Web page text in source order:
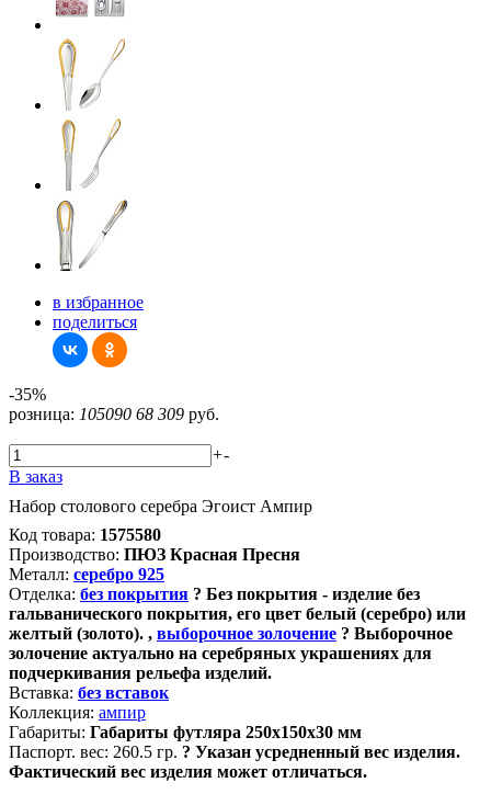
в избранное
поделиться
-35%
розница: 105090 68 309 руб.
+-
В заказ
Набор столового серебра Эгоист Ампир
Код товара: 1575580
Производство: ПЮЗ Красная Пресня
Металл: серебро 925
Отделка: без покрытия ? Без покрытия - изделие без
гальванического покрытия, его цвет белый (серебро) или
желтый (золото). , выборочное золочение ? Выборочное
золочение актуально на серебряных украшениях для
подчеркивания рельефа изделий.
Вставка: без вставок
Коллекция: ампир
Габариты: Габариты футляра 250х150х30 мм
Паспорт. вес: 260.5 гр. ? Указан усредненный вес изделия.
Фактический вес изделия может отличаться.